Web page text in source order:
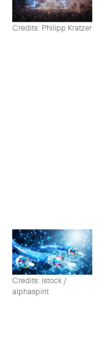
Credits: Philipp Kratzer
Credits: istock /
alphaspirit